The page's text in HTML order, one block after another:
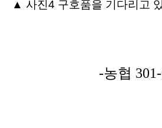
▲ 사진4 구호품을 기다리고
-농협